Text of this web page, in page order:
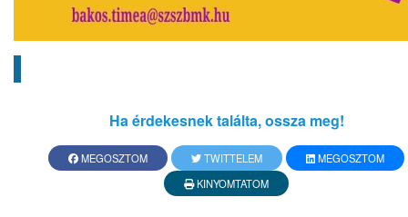
Ha érdekesnek találta, ossza meg!
MEGOSZTOM TWITTELEM
MEGOSZTOM
KINYOMTATOM